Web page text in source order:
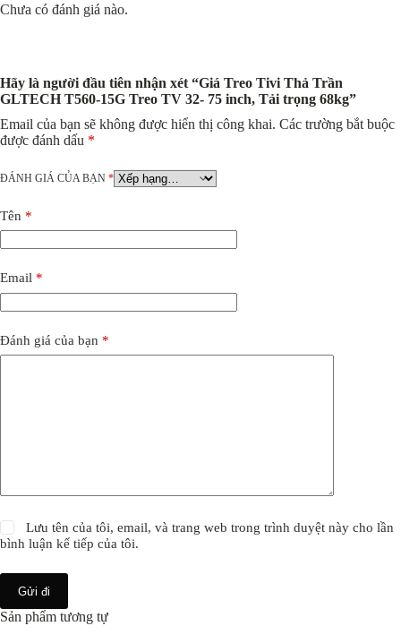
Chưa có đánh giá nào.
Hãy là người đầu tiên nhận xét “Giá Treo Tivi Thả Trần
GLTECH T560-15G Treo TV 32- 75 inch, Tải trọng 68kg”
Email của bạn sẽ không được hiển thị công khai. Các trường bắt buộc
được đánh dấu *
ĐÁNH GIÁ CỦA BẠN *
Tên *
Email *
Đánh giá của bạn *
Lưu tên của tôi, email, và trang web trong trình duyệt này cho lần
bình luận kế tiếp của tôi.
Gửi đi
Sản phẩm tương tự